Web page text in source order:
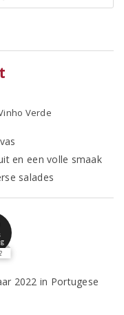
Verde
en een volle smaak
salades